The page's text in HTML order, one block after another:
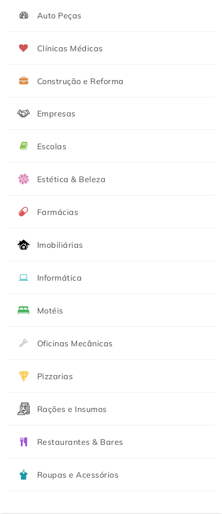
Auto Peças
Clínicas Médicas
Construção e Reforma
Empresas
Escolas
Estética & Beleza
Farmácias
Imobiliárias
Informática
Motéis
Oficinas Mecânicas
Pizzarias
Rações e Insumos
Restaurantes & Bares
Roupas e Acessórios